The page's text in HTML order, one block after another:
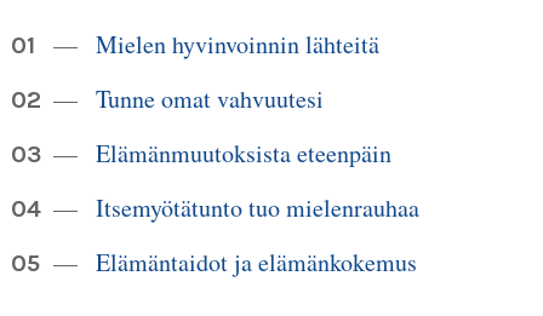
Mielen hyvinvoinnin lähteitä
Tunne omat vahvuutesi
Elämänmuutoksista eteenpäin
Itsemyötätunto tuo mielenrauhaa
Elämäntaidot ja elämänkokemus